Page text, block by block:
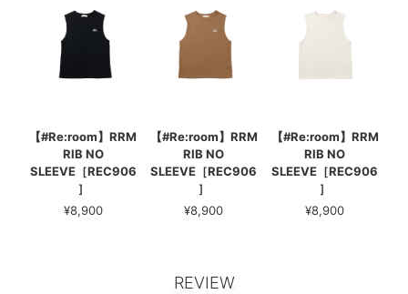
【#Re:room】RRM
RIB NO
SLEEVE［REC906
］
¥8,900
【#Re:room】RRM
RIB NO
SLEEVE［REC906
］
¥8,900
【#Re:room】RRM
RIB NO
SLEEVE［REC906
］
¥8,900
REVIEW